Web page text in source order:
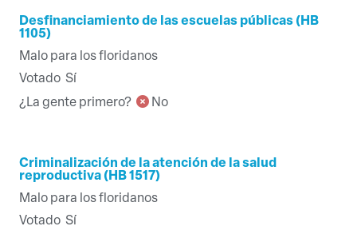
Desfinanciamiento de las escuelas públicas (HB
1105)
Malo para los floridanos
Votado Sí
¿La gente primero?
No
Criminalización de la atención de la salud
reproductiva (HB 1517)
Malo para los floridanos
Votado Sí